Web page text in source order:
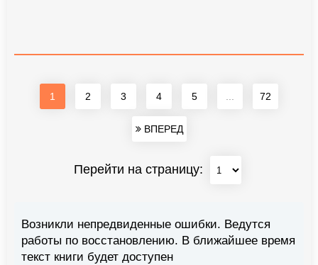
1 2 3 4 5 ... 72
ВПЕРЕД
Перейти на страницу:
Возникли непредвиденные ошибки. Ведутся
работы по восстановлению. В ближайшее время
текст книги будет доступен